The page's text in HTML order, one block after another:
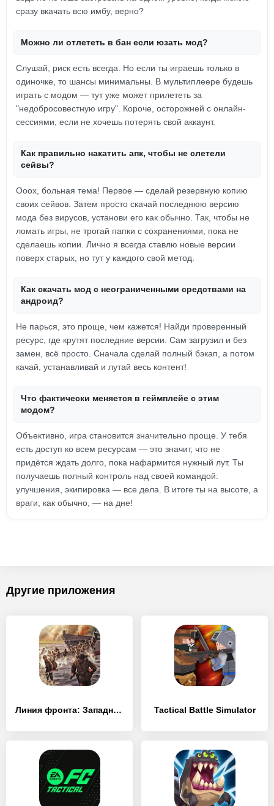
сразу вкачать всю имбу, верно?
Можно ли отлететь в бан если юзать мод?
Слушай, риск есть всегда. Но если ты играешь только в
одиночке, то шансы минимальны. В мультиплеере будешь
играть с модом — тут уже может прилететь за
"недобросовестную игру". Короче, осторожней с онлайн-
сессиями, если не хочешь потерять свой аккаунт.
Как правильно накатить апк, чтобы не слетели
сейвы?
Ооох, больная тема! Первое — сделай резервную копию
своих сейвов. Затем просто скачай последнюю версию
мода без вирусов, установи его как обычно. Так, чтобы не
ломать игры, не трогай папки с сохранениями, пока не
сделаешь копии. Лично я всегда ставлю новые версии
поверх старых, но тут у каждого свой метод.
Как скачать мод с неограниченными средствами на
андроид?
Не парься, это проще, чем кажется! Найди проверенный
ресурс, где крутят последние версии. Сам загрузил и без
замен, всё просто. Сначала сделай полный бэкап, а потом
качай, устанавливай и лутай весь контент!
Что фактически меняется в геймплейе с этим
модом?
Объективно, игра становится значительно проще. У тебя
есть доступ ко всем ресурсам — это значит, что не
придётся ждать долго, пока нафармится нужный лут. Ты
получаешь полный контроль над своей командой:
улучшения, экипировка — все дела. В итоге ты на высоте, а
враги, как обычно, — на дне!
Другие приложения
Линия фронта: Западный фронт Tactical Battle Simulator